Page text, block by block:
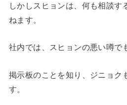
しかしスヒョンは、何も相談す
ねます。
社内では、スヒョンの悪い噂で
掲示板のことを知り、ジニョク
す。